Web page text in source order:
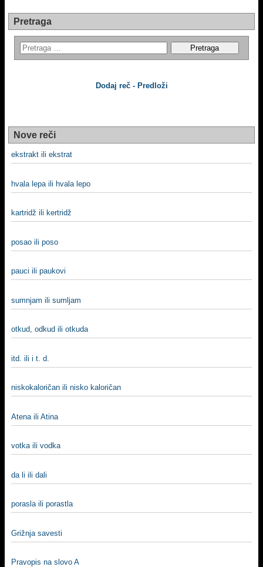
Pretraga
Dodaj reč - Predloži
Nove reči
ekstrakt ili ekstrat
hvala lepa ili hvala lepo
kartridž ili kertridž
posao ili poso
pauci ili paukovi
sumnjam ili sumljam
otkud, odkud ili otkuda
itd. ili i t. d.
niskokaloričan ili nisko kaloričan
Atena ili Atina
votka ili vodka
da li ili dali
porasla ili porastla
Grižnja savesti
Pravopis na slovo A